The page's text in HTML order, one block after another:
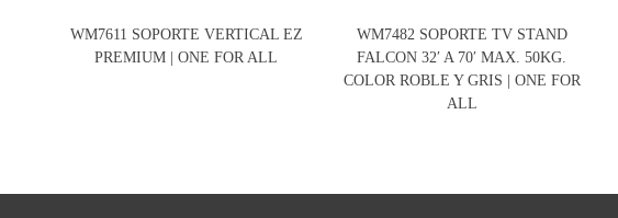
WM7611 SOPORTE VERTICAL EZ
PREMIUM | ONE FOR ALL
WM7482 SOPORTE TV STAND
FALCON 32′ A 70′ MAX. 50KG.
COLOR ROBLE Y GRIS | ONE FOR
ALL